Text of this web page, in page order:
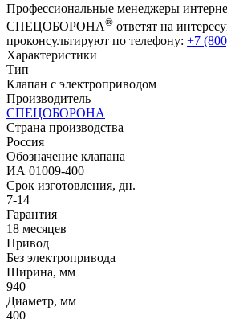
Профессиональные менеджеры
СПЕЦОБОРОНА® ответят на
проконсультируют по телефону: +7
Характеристики
Тип
Клапан с электроприводом
Производитель
СПЕЦОБОРОНА
Страна производства
Россия
Обозначение клапана
ИА 01009-400
Срок изготовления, дн.
7-14
Гарантия
18 месяцев
Привод
Без электропривода
Ширина, мм
940
Диаметр, мм
400